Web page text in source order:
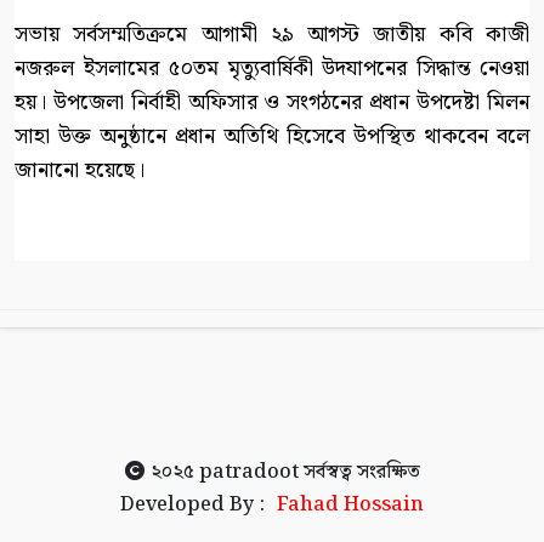
সভায় সর্বসম্মতিক্রমে আগামী ২৯ আগস্ট জাতীয় কবি কাজী
নজরুল ইসলামের ৫০তম মৃত্যুবার্ষিকী উদযাপনের সিদ্ধান্ত নেওয়া
হয়। উপজেলা নির্বাহী অফিসার ও সংগঠনের প্রধান উপদেষ্টা মিলন
সাহা উক্ত অনুষ্ঠানে প্রধান অতিথি হিসেবে উপস্থিত থাকবেন বলে
জানানো হয়েছে।
২০২৫ patradootসর্বস্বত্ব সংরক্ষিত
Developed By : Fahad Hossain